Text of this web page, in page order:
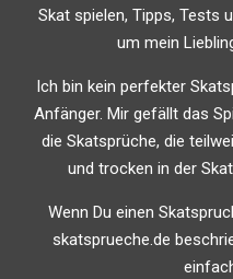
Skat spielen, Tipps, Tests
um mein
Ich bin kein perfekter
Anfänger. Mir gefällt das
die Skatsprüche, die
und trocken in der
Wenn Du einen
skatsprueche.de